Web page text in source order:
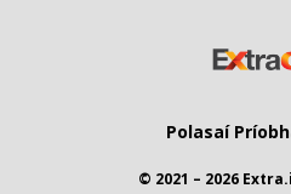
Polasaí
© 2021 – 2026